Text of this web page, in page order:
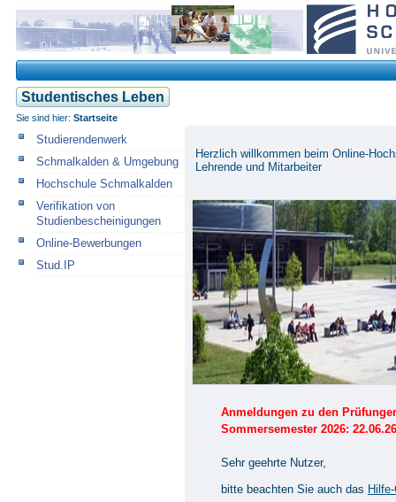
Studentisches Leben
Sie sind hier: Startseite
Studierendenwerk
Schmalkalden & Umgebung
Hochschule Schmalkalden
Verifikation von
Studienbescheinigungen
Online-Bewerbungen
Stud.IP
Herzlich willkommen beim Online-
Lehrende und Mitarbeiter
Anmeldungen zu den
Sommersemester 2026:
Sehr geehrte Nutzer,
bitte beachten Sie auch das